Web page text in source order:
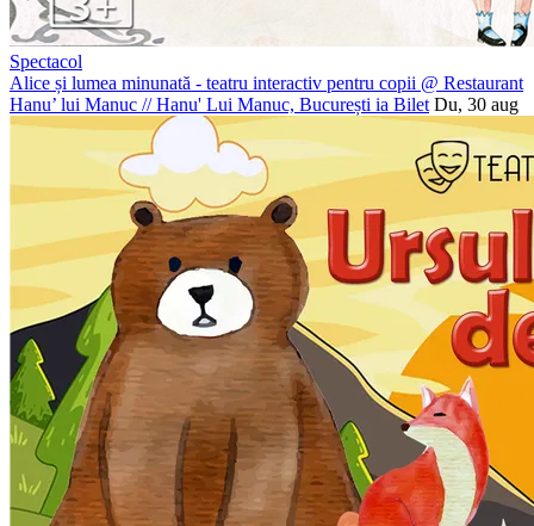
Spectacol
Alice și lumea minunată - teatru interactiv pentru copii @ Restaurant
Hanu’ lui Manuc //Hanu' Lui Manuc, București ia Bilet Du, 30 aug